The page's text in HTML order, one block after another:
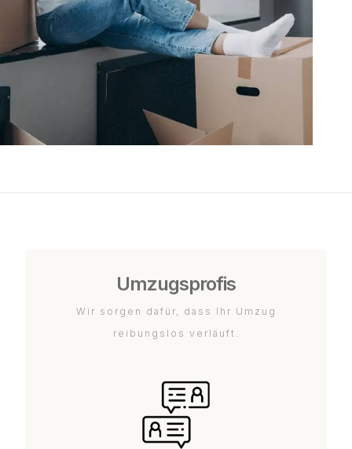
Umzugsprofis
Wir sorgen dafür, dass Ihr Umzug
reibungslos verläuft.